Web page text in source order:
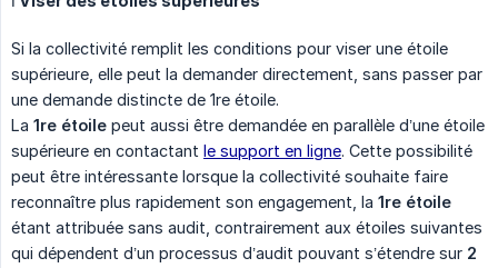
Si la collectivité remplit les conditions pour viser une étoile
supérieure, elle peut la demander directement, sans passer par
une demande distincte de 1re étoile.
La 1re étoile peut aussi être demandée en parallèle d’une étoile
supérieure en contactant le support en ligne. Cette possibilité
peut être intéressante lorsque la collectivité souhaite faire
reconnaître plus rapidement son engagement, la 1re étoile
étant attribuée sans audit, contrairement aux étoiles suivantes
qui dépendent d’un processus d’audit pouvant s’étendre sur 2